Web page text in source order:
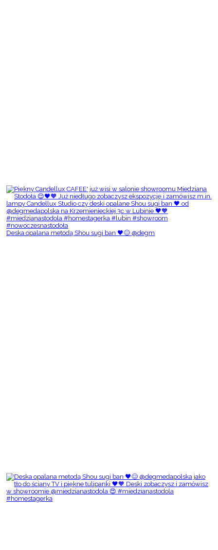
Deska opalana metodą Shou sugi ban 🖤😌 @degm